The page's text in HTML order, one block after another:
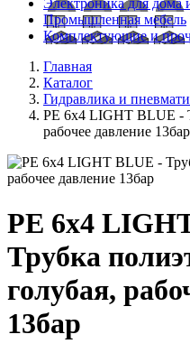
Электроника для дома
Промышленная мебель
Комплектующие и
Главная
Каталог
Гидравлика и
PE 6x4 LIGHT BLUE -
рабочее давление 13бар
PE 6x4
Трубка
голубая,
13бар